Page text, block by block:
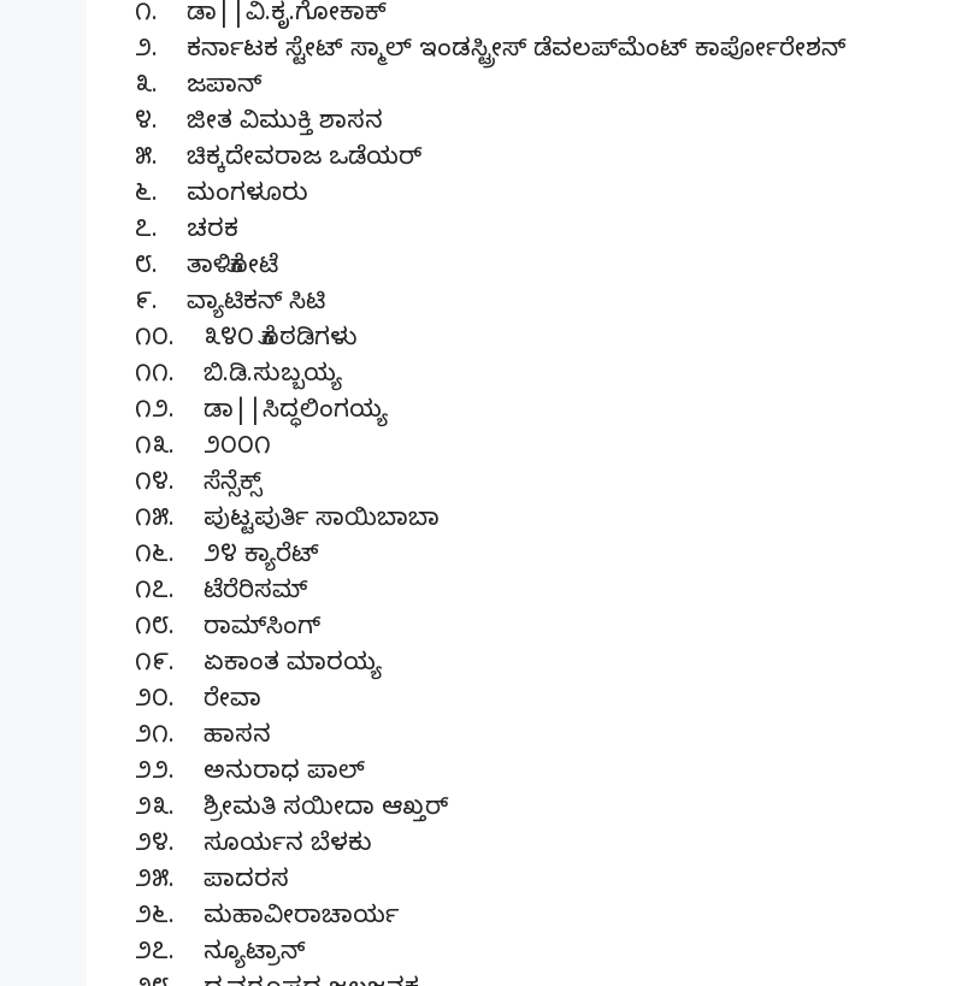
೧. ಡಾ||ವಿ.ಕೃ.ಗೋಕಾಕ್
೨. ಕರ್ನಾಟಕ ಸ್ಟೇಟ್ ಸ್ಮಾಲ್ ಇಂಡಸ್ಟ್ರೀಸ್ ಡೆವಲಪ್‌ಮೆಂಟ್ ಕಾರ್ಪೋರೇಶನ್
೩. ಜಪಾನ್
೪. ಜೀತ ವಿಮುಕ್ತಿ ಶಾಸನ
೫. ಚಿಕ್ಕದೇವರಾಜ ಒಡೆಯರ್
೬. ಮಂಗಳೂರು
೭. ಚರಕ
೮. ತಾಳಿಕೋಟೆ
೯. ವ್ಯಾಟಿಕನ್ ಸಿಟಿ
೧೦. ೩೪೦ ಕೊಠಡಿಗಳು
೧೧. ಬಿ.ಡಿ.ಸುಬ್ಬಯ್ಯ
೧೨. ಡಾ||ಸಿದ್ಧಲಿಂಗಯ್ಯ
೧೩. ೨೦೦೧
೧೪. ಸೆನ್ಸೆಕ್ಸ್
೧೫. ಪುಟ್ಟಪುರ್ತಿ ಸಾಯಿಬಾಬಾ
೧೬. ೨೪ ಕ್ಯಾರೆಟ್
೧೭. ಟೆರೆರಿಸಮ್
೧೮. ರಾಮ್‌ಸಿಂಗ್
೧೯. ಏಕಾಂತ ಮಾರಯ್ಯ
೨೦. ರೇವಾ
೨೧. ಹಾಸನ
೨೨. ಅನುರಾಧ ಪಾಲ್
೨೩. ಶ್ರೀಮತಿ ಸಯೀದಾ ಆಖ್ತರ್
೨೪. ಸೂರ್ಯನ ಬೆಳಕು
೨೫. ಪಾದರಸ
೨೬. ಮಹಾವೀರಾಚಾರ್ಯ
೨೭. ನ್ಯೂಟ್ರಾನ್